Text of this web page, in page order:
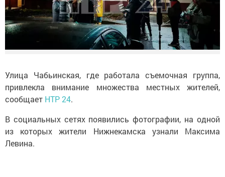
Улица Чабьинская, где работала съемочная группа,
привлекла внимание множества местных жителей,
сообщает НТР 24.
В социальных сетях появились фотографии, на одной
из которых жители Нижнекамска узнали Максима
Левина.